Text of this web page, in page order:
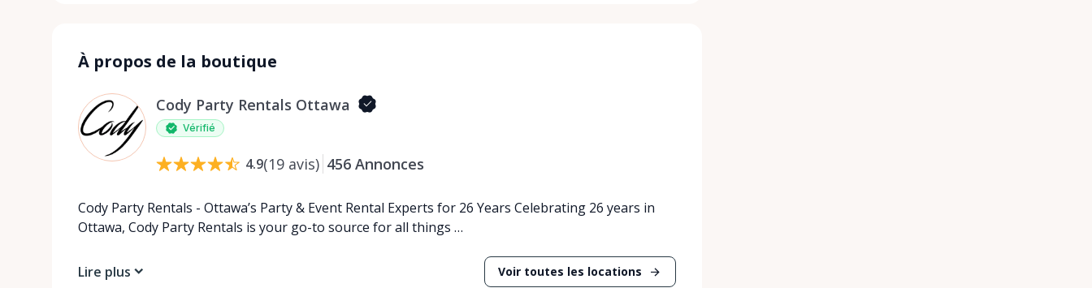
À propos de la boutique
Cody Party Rentals Ottawa
Vérifié
4.9(19 avis) 456 Annonces
Cody Party Rentals - Ottawa’s Party & Event Rental Experts for 26 Years Celebrating 26 years in
Ottawa, Cody Party Rentals is your go-to source for all things …
Lire plus Voir toutes les locations